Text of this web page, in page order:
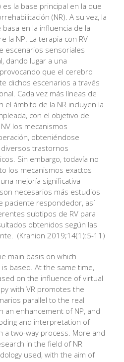
es la base principal en la que
(NR). A su vez, la
en la influencia de la
la NP. La terapia con RV
escenarios sensoriales
dando lugar a una
que el cerebro
dichos escenarios a través
Cada vez más líneas de
el ámbito de la NR incluyen la
con el objetivo de
los mecanismos
obteniéndose
trastornos
Sin embargo, todavía no
los mecanismos exactos
mejoría significativa
necesarios más estudios
paciente respondedor, así
subtipos de RV para
obtenidos según las
(Kranion 2019;14(1):5-11)
main basis on which
based. At the same time,
on the influence of virtual
with VR promotes the
parallel to the real
an enhancement of NP, and
and interpretation of
a two-way process. More and
in the field of NR
used, with the aim of